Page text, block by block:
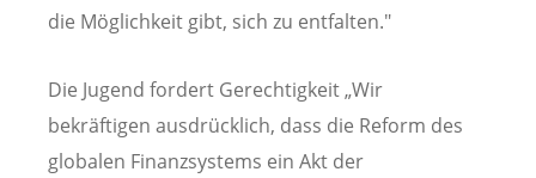
die Möglichkeit gibt, sich zu entfalten."
Die Jugend fordert Gerechtigkeit „Wir
bekräftigen ausdrücklich, dass die Reform des
globalen Finanzsystems ein Akt der